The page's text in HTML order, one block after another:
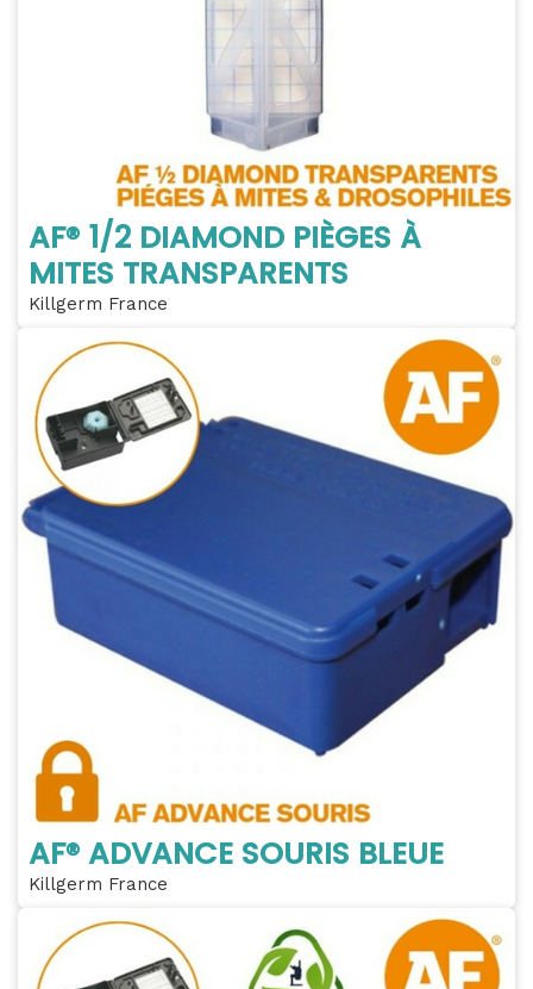
AF® 1/2 DIAMOND PIÈGES À
MITES TRANSPARENTS
Killgerm France
AF® ADVANCE SOURIS BLEUE
Killgerm France